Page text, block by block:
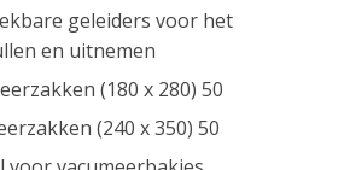
geleiders voor het
en uitnemen
(180 x 280) 50
(240 x 350) 50